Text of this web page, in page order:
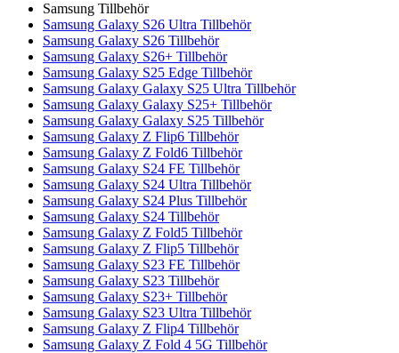
Samsung Tillbehör
Samsung Galaxy S26 Ultra Tillbehör
Samsung Galaxy S26 Tillbehör
Samsung Galaxy S26+ Tillbehör
Samsung Galaxy S25 Edge Tillbehör
Samsung Galaxy Galaxy S25 Ultra Tillbehör
Samsung Galaxy Galaxy S25+ Tillbehör
Samsung Galaxy Galaxy S25 Tillbehör
Samsung Galaxy Z Flip6 Tillbehör
Samsung Galaxy Z Fold6 Tillbehör
Samsung Galaxy S24 FE Tillbehör
Samsung Galaxy S24 Ultra Tillbehör
Samsung Galaxy S24 Plus Tillbehör
Samsung Galaxy S24 Tillbehör
Samsung Galaxy Z Fold5 Tillbehör
Samsung Galaxy Z Flip5 Tillbehör
Samsung Galaxy S23 FE Tillbehör
Samsung Galaxy S23 Tillbehör
Samsung Galaxy S23+ Tillbehör
Samsung Galaxy S23 Ultra Tillbehör
Samsung Galaxy Z Flip4 Tillbehör
Samsung Galaxy Z Fold 4 5G Tillbehör